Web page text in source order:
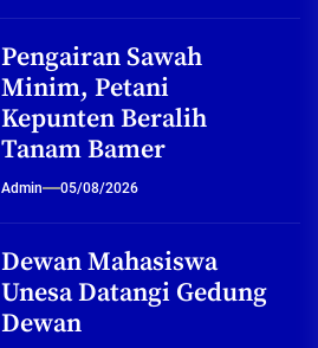
Pengairan Sawah
Minim, Petani
Kepunten Beralih
Tanam Bamer
Admin 05/08/2026
Dewan Mahasiswa
Unesa Datangi Gedung
Dewan